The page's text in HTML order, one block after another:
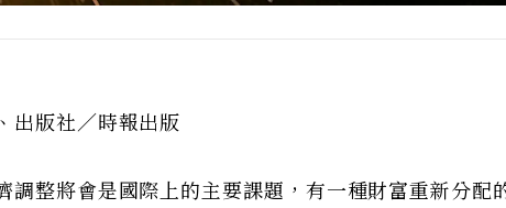
出版社／時報出版
整將會是國際上的主要課題，有一種財富重新分配